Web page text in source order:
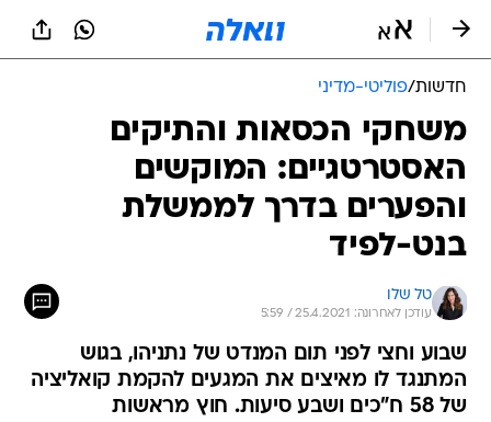
חדשות/פוליטי-מדיני
משחקי הכסאות והתיקים
האסטרטגיים: המוקשים
והפערים בדרך לממשלת
בנט-לפיד
טל שלו
עודכן לאחרונה: 25.4.2021 / 5:59
שבוע וחצי לפני תום המנדט של נתניהו, בגוש
המתנגד לו מאיצים את המגעים להקמת קואליציה
של 58 ח"כים ושבע סיעות. חוץ מראשות